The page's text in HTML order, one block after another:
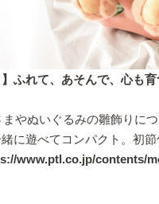
】ふれて、あそんで、心も
やぬいぐるみの雛飾りに
に遊べてコンパクト。初
www.ptl.co.jp/contents/